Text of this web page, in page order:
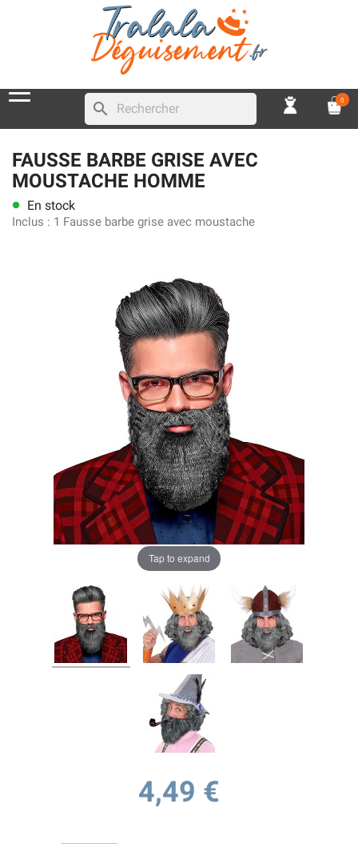
search 0
FAUSSE BARBE GRISE AVEC
MOUSTACHE HOMME
lens En stock
Inclus : 1 Fausse barbe grise avec moustache
Tap to expand
4,49 €